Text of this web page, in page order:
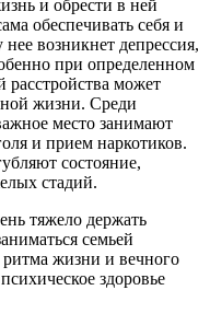
и обрести в ней
обеспечивать себя и
возникнет депрессия,
при определенном
расстройства может
жизни. Среди
место занимают
и прием наркотиков.
состояние,
стадий.